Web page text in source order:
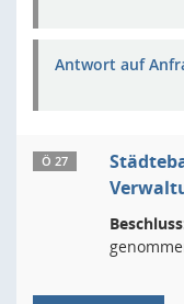
Antwort auf
Ö 27